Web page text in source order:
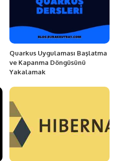
Quarkus Uygulaması Başlatma
ve Kapanma Döngüsünü
Yakalamak